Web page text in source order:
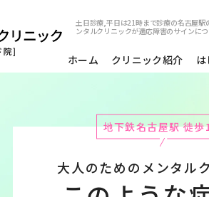
土日診療,平日は21時まで診療の名古屋駅
ンタルクリニックが適応障害のサインに
ホーム クリニック紹介
地下鉄名古屋駅 徒歩
大人のためのメンタル